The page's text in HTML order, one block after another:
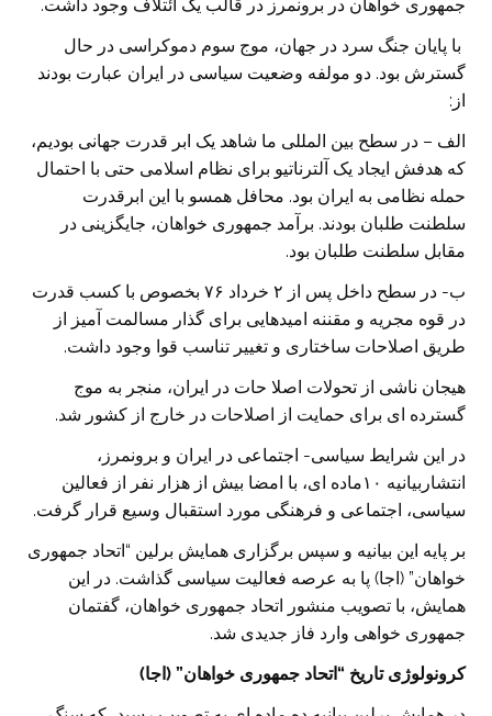
جمهوری خواهان در برونمرز در قالب یک ائتلاف وجود داشت.
با پایان جنگ سرد در جهان، موج سوم دموکراسی در حال
گسترش بود. دو مولفه وضعیت سیاسی در ایران عبارت بودند
از:
الف – در سطح بین المللی ما شاهد یک ابر قدرت جهانی بودیم،
که هدفش ایجاد یک آلترناتیو برای نظام اسلامی حتی با احتمال
حمله نظامی به ایران بود. محافل همسو با این ابرقدرت
سلطنت طلبان بودند. برآمد جمهوری خواهان، جایگزینی در
مقابل سلطنت طلبان بود.
ب- در سطح داخل پس از ۲ خرداد ۷۶ بخصوص با کسب قدرت
در قوه مجریه و مقننه امیدهایی برای گذار مسالمت آمیز از
طریق اصلاحات ساختاری و تغییر تناسب قوا وجود داشت.
هیجان ناشی از تحولات اصلا حات در ایران، منجر به موج
گسترده ای برای حمایت از اصلاحات در خارج از کشور شد.
در این شرایط سیاسی- اجتماعی در ایران و برونمرز،
انتشاربیانیه ۱۰ماده ای، با امضا بیش از هزار نفر از فعالین
سیاسی، اجتماعی و فرهنگی مورد استقبال وسیع قرار گرفت.
بر پایه این بیانیه و سپس برگزاری همایش برلین “اتحاد جمهوری
خواهان” (اجا) پا به عرصه فعالیت سیاسی گذاشت. در این
همایش، با تصویب منشور اتحاد جمهوری خواهان، گفتمان
جمهوری خواهی وارد فاز جدیدی شد.
کرونولوژی تاریخ “اتحاد جمهوری خواهان” (اجا)